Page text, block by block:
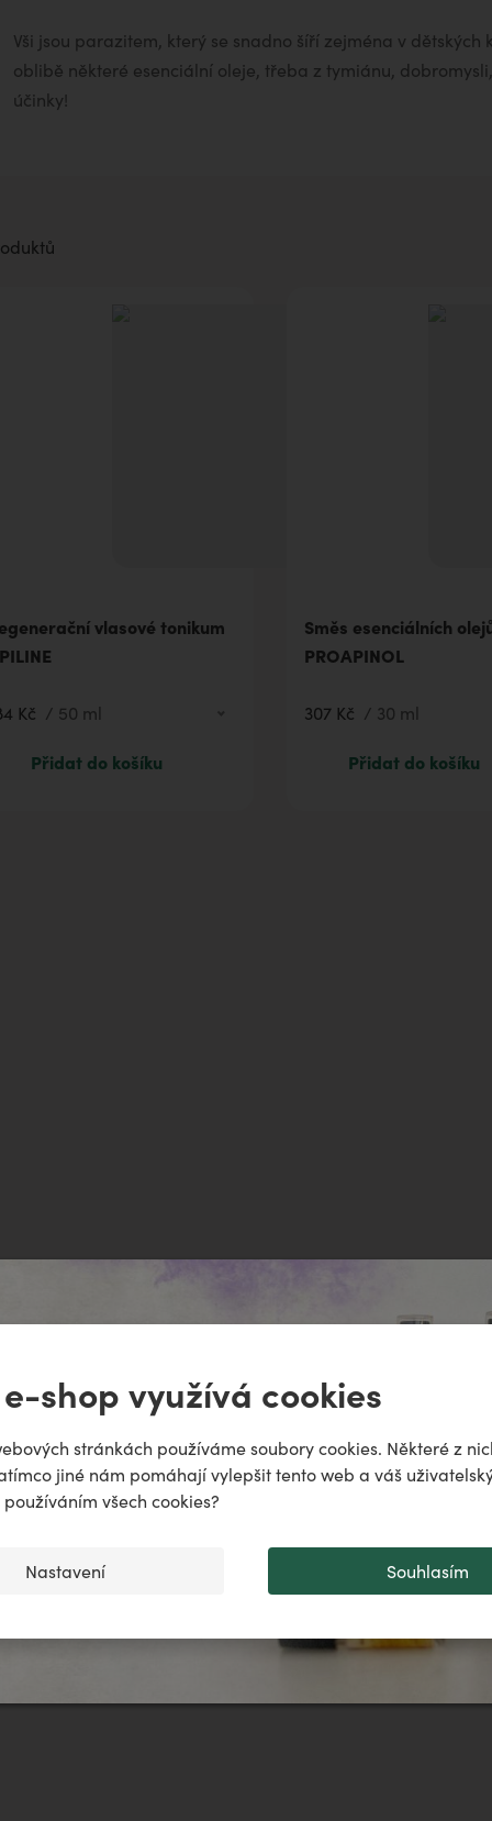
shop využívá cookies
stránkách používáme soubory cookies. Některé z
jiné nám pomáhají vylepšit tento web a váš
používáním všech cookies?
Nastavení Souhlasím
Vši jsou parazitem, který se snadno šíří zejména v
oblibě některé esenciální oleje, třeba z tymiánu,
účinky!
vlasové tonikum
Kč / 50 ml
292 Kč
100 ml
Přidat do košíku
Směs esenciálních
PROAPINOL
307 Kč / 30 ml
120 Kč
10 ml
Přidat do košíku
♌️✨